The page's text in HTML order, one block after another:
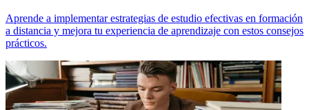
Aprende a implementar estrategias de estudio efectivas en formación
a distancia y mejora tu experiencia de aprendizaje con estos consejos
prácticos.